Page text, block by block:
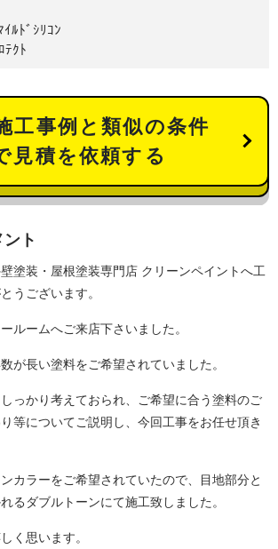
ﾙﾄﾞｼﾘｺﾝ
ﾃｸﾄ
工事例と類似の条件
見積を依頼する
ト
塗装・屋根塗装専門店 クリーンペイントへ工
うございます。
ルームへご来店下さいました。
が長い塗料をご希望されていました。
っかり考えておられ、ご希望に合う塗料のご
等についてご説明し、今回工事をお任せ頂き
カラーをご希望されていたので、目地部分と
るダブルトーンにて施工致しました。
く思います。